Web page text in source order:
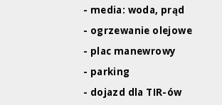
- media: woda, prąd
- ogrzewanie olejowe
- plac manewrowy
- parking
- dojazd dla TIR-ów